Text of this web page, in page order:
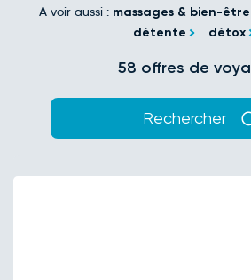
A voir aussi : massages & bien-être
détente
détox
58 offres de
Rechercher